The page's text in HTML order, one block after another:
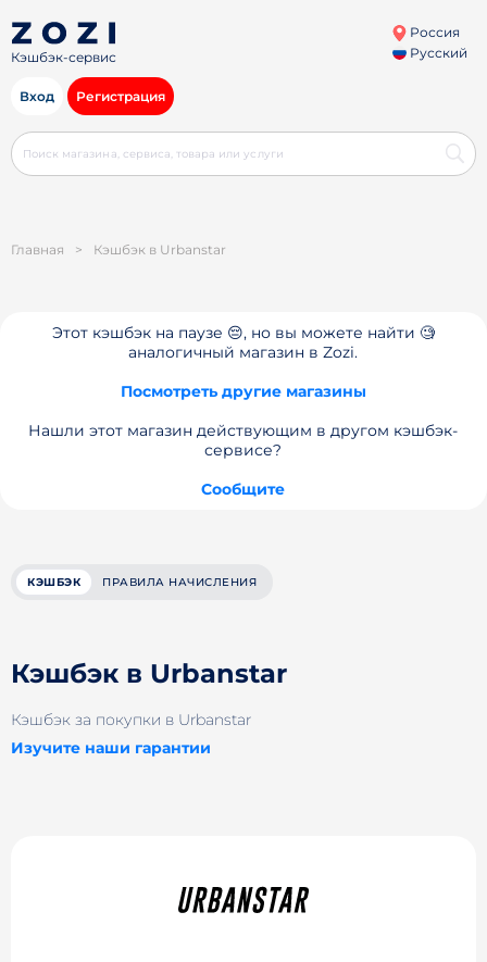
Кэшбэк-сервис
Россия
Русский
Вход Регистрация
Главная > Кэшбэк в Urbanstar
Этот кэшбэк на паузе 😔, но вы можете найти 🧐
аналогичный магазин в Zozi.
Посмотреть другие магазины
Нашли этот магазин действующим в другом кэшбэк-
сервисе?
Сообщите
КЭШБЭК ПРАВИЛА НАЧИСЛЕНИЯ
Кэшбэк в Urbanstar
Кэшбэк за покупки в Urbanstar
Изучите наши гарантии